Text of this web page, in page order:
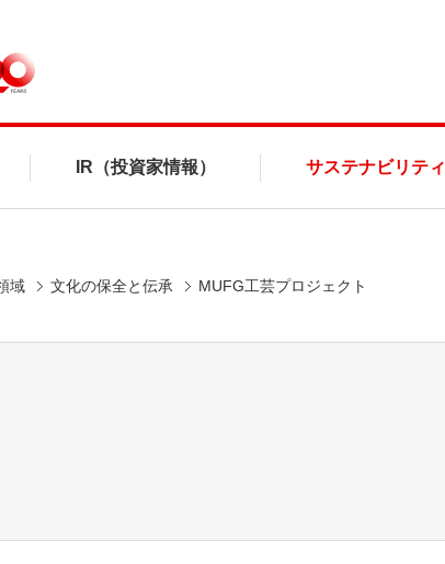
IR（投資家情報） サステナビリティ
域 文化の保全と伝承 MUFG工芸プロジェクト